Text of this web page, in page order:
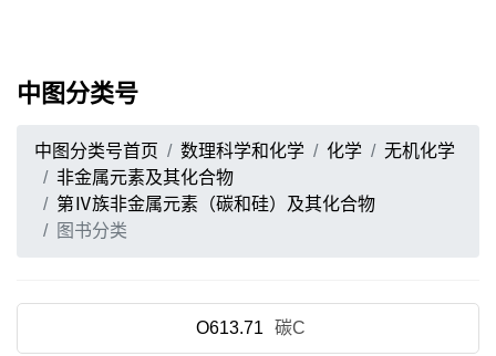
中图分类号
中图分类号首页 数理科学和化学 化学
无机化学
非金属元素及其化合物
第Ⅳ族非金属元素（碳和硅）及其化合物
图书分类
O613.71 碳C